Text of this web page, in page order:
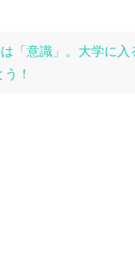
「意識」。大学に入
！